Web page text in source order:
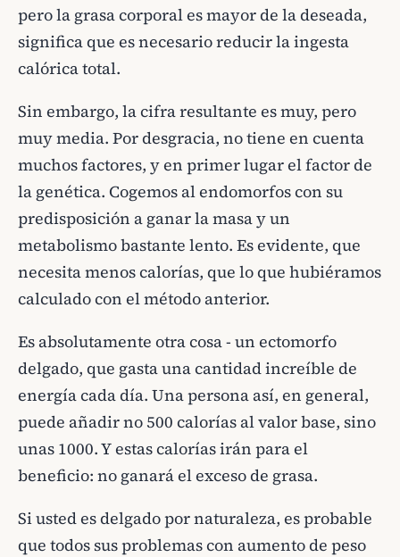
pero la grasa corporal es mayor de la deseada,
significa que es necesario reducir la ingesta
calórica total.
Sin embargo, la cifra resultante es muy, pero
muy media. Por desgracia, no tiene en cuenta
muchos factores, y en primer lugar el factor de
la genética. Cogemos al endomorfos con su
predisposición a ganar la masa y un
metabolismo bastante lento. Es evidente, que
necesita menos calorías, que lo que hubiéramos
calculado con el método anterior.
Es absolutamente otra cosa - un ectomorfo
delgado, que gasta una cantidad increíble de
energía cada día. Una persona así, en general,
puede añadir no 500 calorías al valor base, sino
unas 1000. Y estas calorías irán para el
beneficio: no ganará el exceso de grasa.
Si usted es delgado por naturaleza, es probable
que todos sus problemas con aumento de peso